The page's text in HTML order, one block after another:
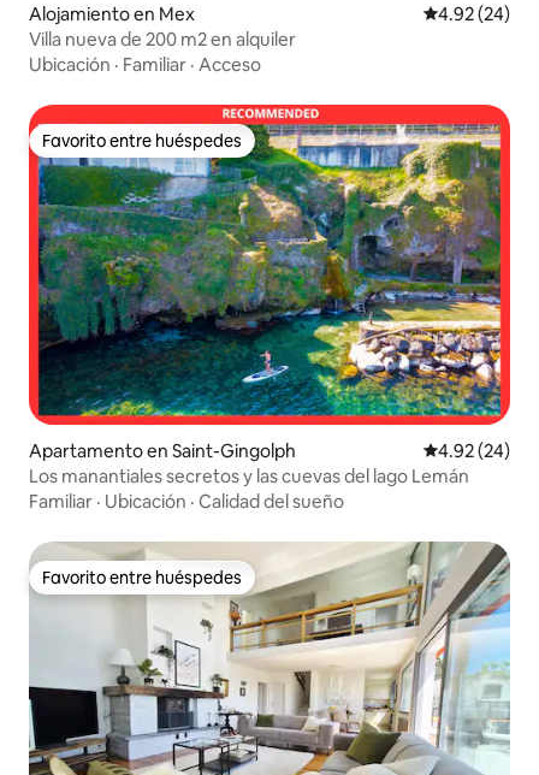
Alojamiento en Mex Calificación
4.92 (24)
Villa nueva de 200 m2 en alquiler
Ubicación · Familiar · Acceso
Favorito entre huéspedes
Favorito entre huéspedes
Apartamento en Saint-Gingolph Calificación
4.92 (24)
Los manantiales secretos y las cuevas del lago Lemán
Familiar · Ubicación · Calidad del sueño
Favorito entre huéspedes
Favorito entre huéspedes